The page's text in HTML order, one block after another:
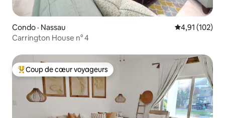
Condo · Nassau Note
4,91 (102)
Carrington House n° 4
Coup de cœur voyageurs parmi les plus aimés
Coup de cœur voyageurs